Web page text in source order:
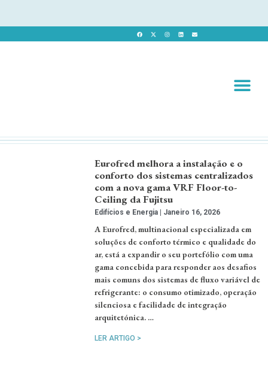
Eurofred melhora a instalação e o
conforto dos sistemas centralizados
com a nova gama VRF Floor-to-
Ceiling da Fujitsu
Edifícios e Energia Janeiro 16, 2026
A Eurofred, multinacional especializada em
soluções de conforto térmico e qualidade do
ar, está a expandir o seu portefólio com uma
gama concebida para responder aos desafios
mais comuns dos sistemas de fluxo variável de
refrigerante: o consumo otimizado, operação
silenciosa e facilidade de integração
arquitetónica. …
LER ARTIGO >